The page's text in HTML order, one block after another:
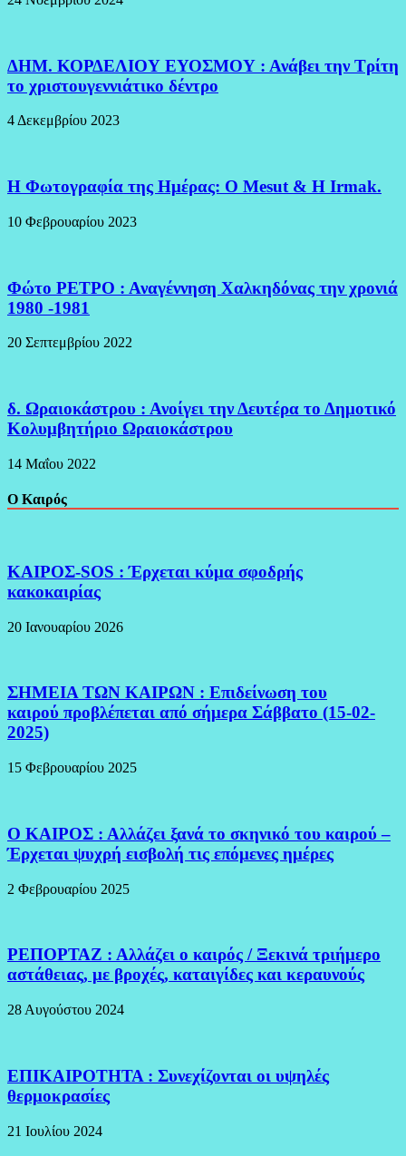
ΔΗΜ. ΚΟΡΔΕΛΙΟΥ ΕΥΟΣΜΟΥ : Ανάβει την Τρίτη
το χριστουγεννιάτικο δέντρο
4 Δεκεμβρίου 2023
H Φωτογραφία της Ημέρας: O Mesut & Η Irmak.
10 Φεβρουαρίου 2023
Φώτο ΡΕΤΡΟ : Αναγέννηση Χαλκηδόνας την χρονιά
1980 -1981
20 Σεπτεμβρίου 2022
δ. Ωραιοκάστρου : Ανοίγει την Δευτέρα το Δημοτικό
Κολυμβητήριο Ωραιοκάστρου
14 Μαΐου 2022
Ο Καιρός
ΚΑΙΡΟΣ-SOS : Έρχεται κύμα σφοδρής
κακοκαιρίας
20 Ιανουαρίου 2026
ΣΗΜΕΙΑ ΤΩΝ ΚΑΙΡΩΝ : Επιδείνωση του
καιρού προβλέπεται από σήμερα Σάββατο (15-02-
2025)
15 Φεβρουαρίου 2025
Ο ΚΑΙΡΟΣ : Αλλάζει ξανά το σκηνικό του καιρού –
Έρχεται ψυχρή εισβολή τις επόμενες ημέρες
2 Φεβρουαρίου 2025
ΡΕΠΟΡΤΑΖ : Αλλάζει ο καιρός / Ξεκινά τριήμερο
αστάθειας, με βροχές, καταιγίδες και κεραυνούς
28 Αυγούστου 2024
ΕΠΙΚΑΙΡΟΤΗΤΑ : Συνεχίζονται οι υψηλές
θερμοκρασίες
21 Ιουλίου 2024